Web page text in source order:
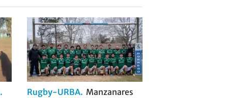
Rugby-URBA
Manzanares